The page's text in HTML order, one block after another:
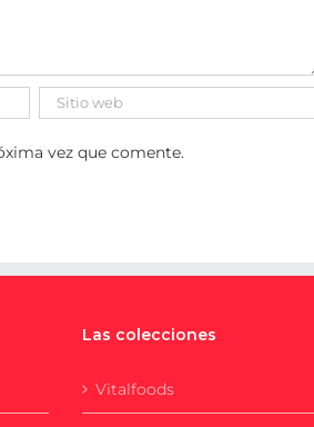
vez que comente.
Las colecciones
Vitalfoods